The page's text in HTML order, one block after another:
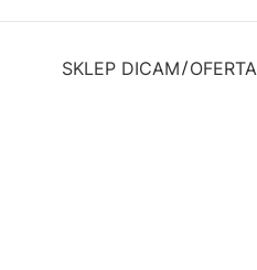
SKLEP DICAM OFERTA